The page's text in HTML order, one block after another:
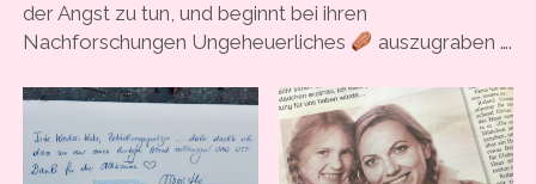
der Angst zu tun, und beginnt bei ihren
Nachforschungen Ungeheuerliches
auszugraben ….